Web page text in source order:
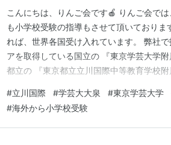
こんにちは、りんご会です🍎 りんご会で
も小学校受験の指導もさせて頂いており
れば、世界各国受け入れています。 弊社
アを取得している国立の 『東京学芸大学
都立の 『東京都立立川国際中等教育学校
でありながら、国公立のため入学金・授業
子女特別枠があり、一般枠と比べると…
#立川国際 #学芸大大泉 #東京学芸大学
#海外から小学校受験